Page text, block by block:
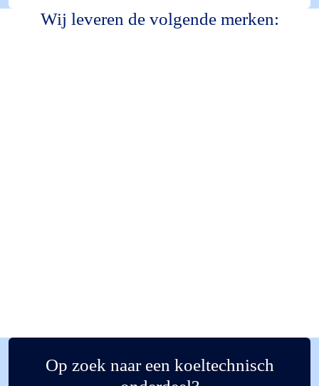
Wij leveren de volgende merken:
Op zoek naar een koeltechnisch